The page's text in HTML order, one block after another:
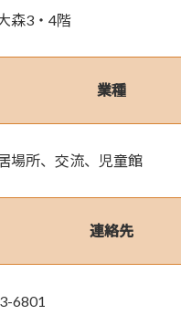
森3・4階
業種
場所、交流、児童館
連絡先
6801